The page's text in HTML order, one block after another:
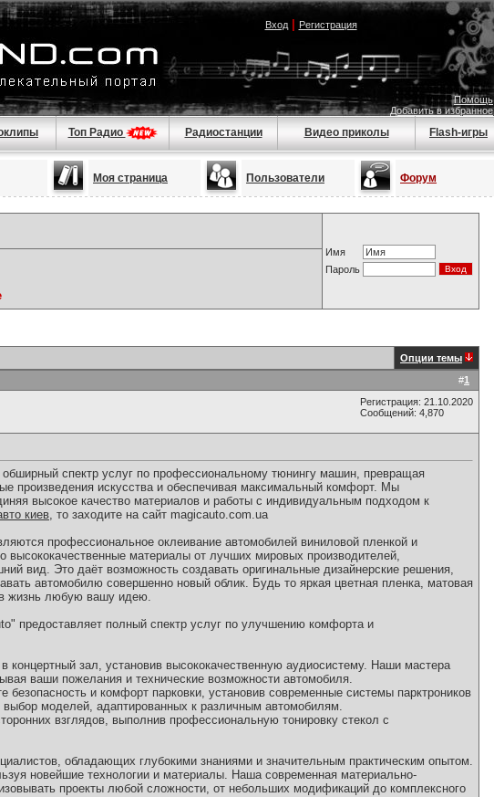
Вход| Регистрация
Помощь
Добавить в избранное
Топ Радио Радиостанции Видео приколы Flash-игры
Моя страница Пользователи Форум
Имя
Пароль
Опции темы
#1
Регистрация: 21.10.2020
Сообщений: 4,870
спектр услуг по профессиональному тюнингу машин, превращая
произведения искусства и обеспечивая максимальный комфорт. Мы
высокое качество материалов и работы с индивидуальным подходом к
киев, то заходите на сайт magicauto.com.ua
профессиональное оклеивание автомобилей виниловой пленкой и
материалы от лучших мировых производителей,
вид. Это даёт возможность создавать оригинальные дизайнерские решения,
автомобилю совершенно новый облик. Будь то яркая цветная пленка, матовая
в жизнь любую вашу идею.
предоставляет полный спектр услуг по улучшению комфорта и
концертный зал, установив высококачественную аудиосистему. Наши мастера
ваши пожелания и технические возможности автомобиля.
безопасность и комфорт парковки, установив современные системы парктроников
моделей, адаптированных к различным автомобилям.
взглядов, выполнив профессиональную тонировку стекол с
обладающих глубокими знаниями и значительным практическим опытом.
новейшие технологии и материалы. Наша современная материально-
проекты любой сложности, от небольших модификаций до комплексного